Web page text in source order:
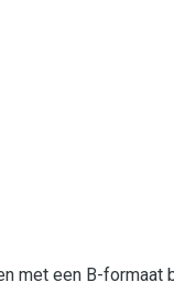
met een B-